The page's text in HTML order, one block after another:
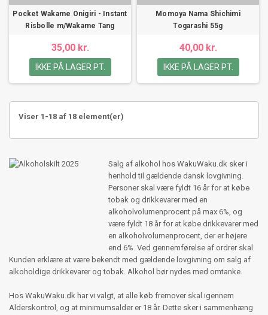
Pocket Wakame Onigiri - Instant
Risbolle m/Wakame Tang
35,00 kr.
IKKE PÅ LAGER PT.
Momoya Nama Shichimi
Togarashi 55g
40,00 kr.
IKKE PÅ LAGER PT.
Viser 1-18 af 18 element(er)
Salg af alkohol hos WakuWaku.dk sker i
henhold til gældende dansk lovgivning.
Personer skal være fyldt 16 år for at købe
tobak og drikkevarer med en
alkoholvolumenprocent på max 6%, og
være fyldt 18 år for at købe drikkevarer med
en alkoholvolumenprocent, der er højere
end 6%. Ved gennemførelse af ordrer skal
Kunden erklære at være bekendt med gældende lovgivning om salg af
alkoholdige drikkevarer og tobak. Alkohol bør nydes med omtanke.
Hos WakuWaku.dk har vi valgt, at alle køb fremover skal igennem
Alderskontrol, og at minimumsalder er 18 år. Dette sker i sammenhæng